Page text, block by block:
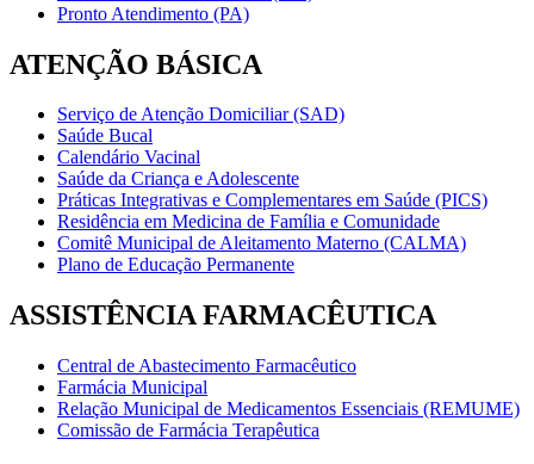
Pronto Atendimento (PA)
ATENÇÃO BÁSICA
Serviço de Atenção Domiciliar (SAD)
Saúde Bucal
Calendário Vacinal
Saúde da Criança e Adolescente
Práticas Integrativas e Complementares em Saúde (PICS)
Residência em Medicina de Família e Comunidade
Comitê Municipal de Aleitamento Materno (CALMA)
Plano de Educação Permanente
ASSISTÊNCIA FARMACÊUTICA
Central de Abastecimento Farmacêutico
Farmácia Municipal
Relação Municipal de Medicamentos Essenciais (REMUME)
Comissão de Farmácia Terapêutica